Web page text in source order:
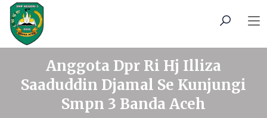
Anggota Dpr Ri Hj Illiza
Saaduddin Djamal Se Kunjungi
Smpn 3 Banda Aceh